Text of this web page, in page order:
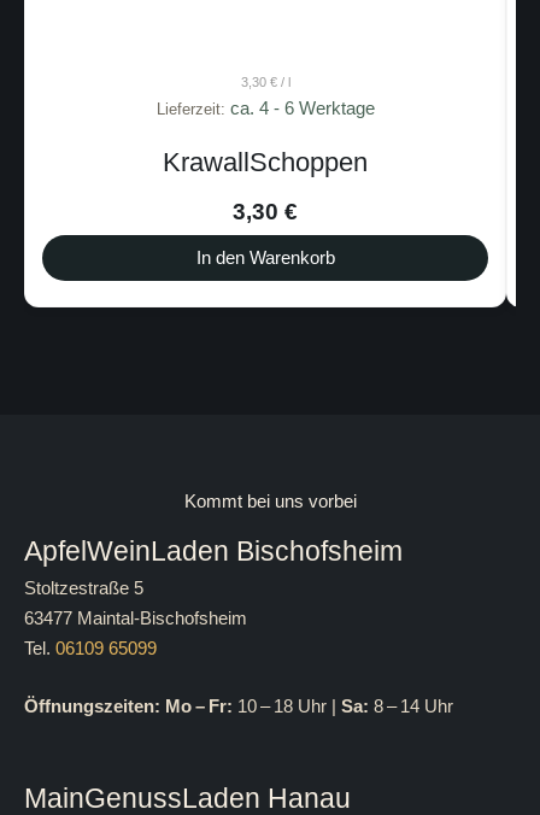
Lieferzeit:
Hessen à la carte
In den Warenkorb
Kommt bei uns vorbei
ApfelWeinLaden Bischofsheim
Stoltzestraße 5
63477 Maintal-Bischofsheim
Tel.06109 65099
Öffnungszeiten: Mo – Fr: 10 – 18 Uhr |Sa: 8 – 14 Uhr
MainGenussLaden Hanau